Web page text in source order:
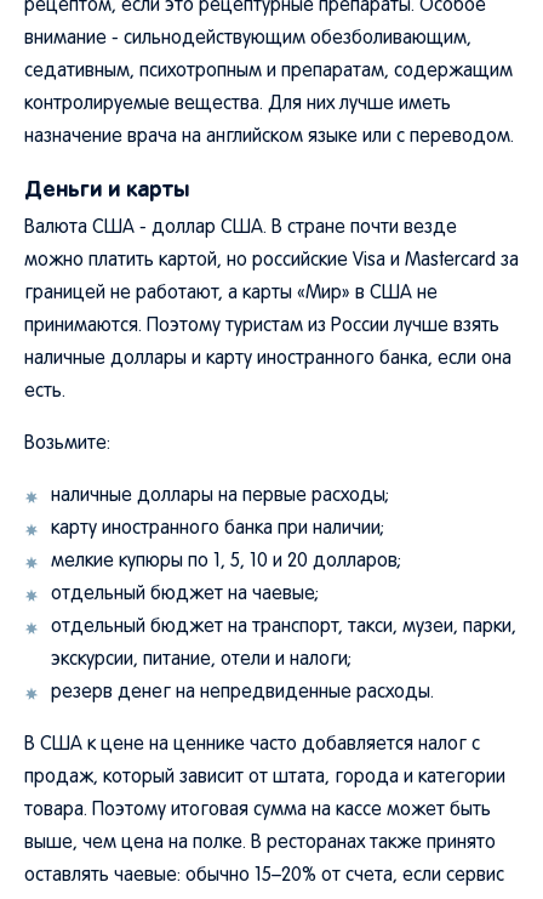
рецептом, если это рецептурные препараты. Особое
внимание - сильнодействующим обезболивающим,
седативным, психотропным и препаратам, содержащим
контролируемые вещества. Для них лучше иметь
назначение врача на английском языке или с переводом.
Деньги и карты
Валюта США - доллар США. В стране почти везде
можно платить картой, но российские Visa и Mastercard за
границей не работают, а карты «Мир» в США не
принимаются. Поэтому туристам из России лучше взять
наличные доллары и карту иностранного банка, если она
есть.
Возьмите:
наличные доллары на первые расходы;
карту иностранного банка при наличии;
мелкие купюры по 1, 5, 10 и 20 долларов;
отдельный бюджет на чаевые;
отдельный бюджет на транспорт, такси, музеи, парки,
экскурсии, питание, отели и налоги;
резерв денег на непредвиденные расходы.
В США к цене на ценнике часто добавляется налог с
продаж, который зависит от штата, города и категории
товара. Поэтому итоговая сумма на кассе может быть
выше, чем цена на полке. В ресторанах также принято
оставлять чаевые: обычно 15–20% от счета, если сервис